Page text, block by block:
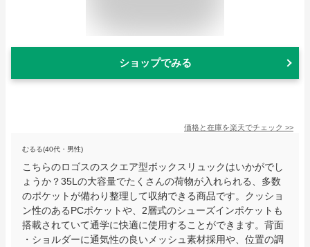
ショップでみる
価格と在庫を楽天でチェック >>
むるる(40代・男性)
こちらのロゴスのスクエア型ボックスリュックはいかがでし
ょうか？35Lの大容量でたくさんの荷物が入れられる、多数
のポケットが備わり整理して収納できる商品です。クッショ
ン性のあるPCポケットや、2層式のシューズインポケットも
搭載されていて通学に快適に使用することができます。背面
・ショルダーに通気性の良いメッシュ素材採用や、位置の調